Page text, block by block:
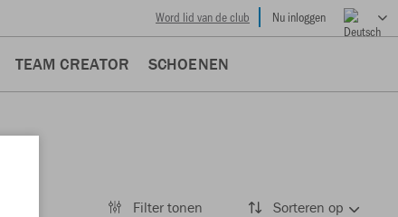
Word lid van de club Nu inloggen
TEAM CREATOR SCHOENEN
Filter tonen Sorteren op